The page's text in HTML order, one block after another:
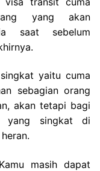
yang akan
saat sebelum
yaitu cuma
sebagian orang
akan tetapi bagi
yang singkat di
masih dapat